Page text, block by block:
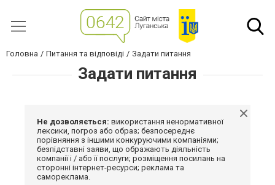
Головна Питання та відповіді Задати питання
Задати питання
Не дозволяється: використання ненормативної
лексики, погроз або образ; безпосереднє
порівняння з іншими конкуруючими компаніями;
безпідставні заяви, що ображають діяльність
компанії і / або її послуги; розміщення посилань на
сторонні інтернет-ресурси; реклама та
самореклама.